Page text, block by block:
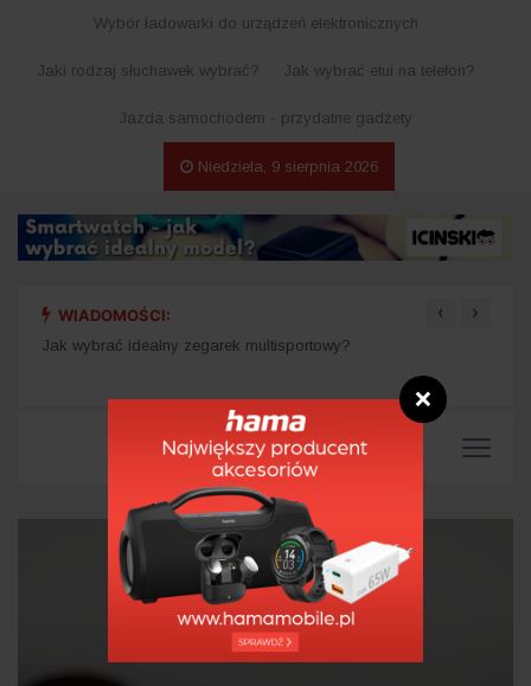
Wybór ładowarki do urządzeń elektronicznych
Jaki rodzaj słuchawek wybrać? Jak wybrać etui na telefon?
Jazda samochodem - przydatne gadżety
Niedziela, 9 sierpnia 2026
WIADOMOŚCI:
Jak wybrać idealny zegarek multisportowy?
‹ ›
❌